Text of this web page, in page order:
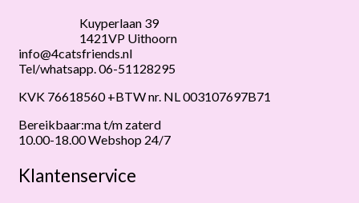
Kuyperlaan 39
1421VP Uithoorn
info@4catsfriends.nl
Tel/whatsapp. 06-51128295
KVK 76618560 +BTW nr. NL 003107697B71
Bereikbaar:ma t/m zaterd
10.00-18.00 Webshop 24/7
Klantenservice